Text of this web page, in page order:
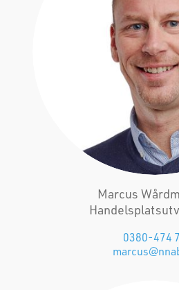
Marcus
0380-474